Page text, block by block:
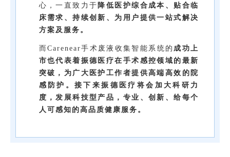
心，一直致力于 降低医护综合成本、贴合临
床需求、持续创新、为用户提供一站式解决
方案及服务。
而Carenear手术废液收集智能系统的 成功上
市也代表着振德医疗在手术感控领域的最新
突破，为广大医护工作者提供高端高效的院
感防护。接下来振德医疗将会加大科研力
度，发展科技型产品，专业、创新、给每个
人可感知的高品质健康服务。